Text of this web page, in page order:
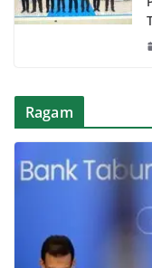
Ragam